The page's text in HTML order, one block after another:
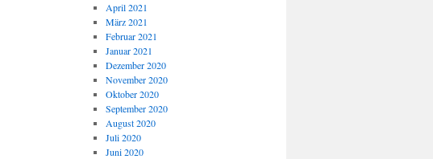
April 2021
März 2021
Februar 2021
Januar 2021
Dezember 2020
November 2020
Oktober 2020
September 2020
August 2020
Juli 2020
Juni 2020